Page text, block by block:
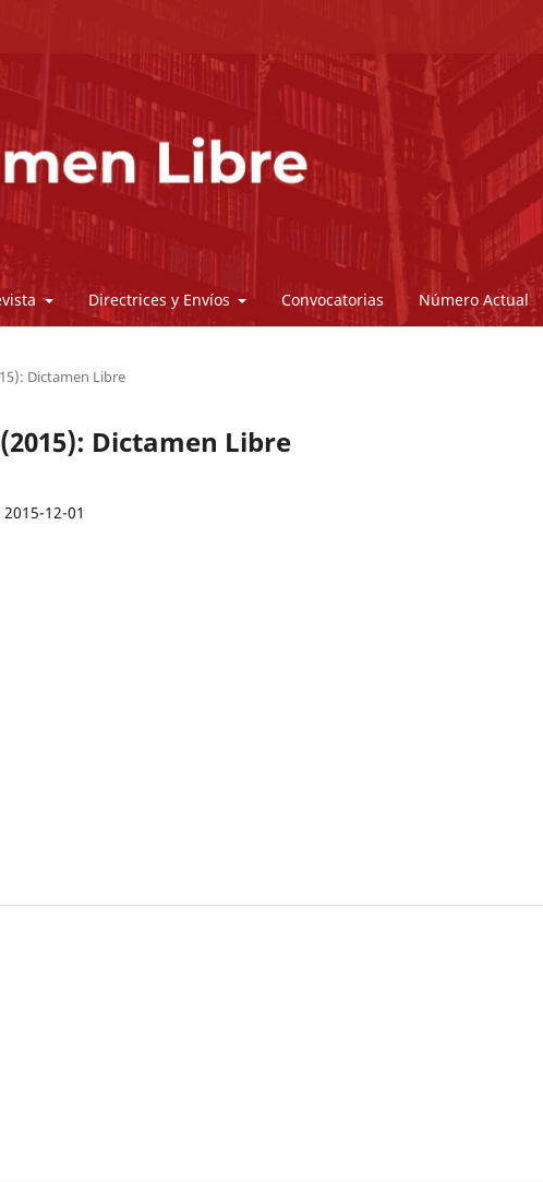
Directrices y Envíos Convocatorias Número Actual
Dictamen Libre
Dictamen Libre
2015-12-01